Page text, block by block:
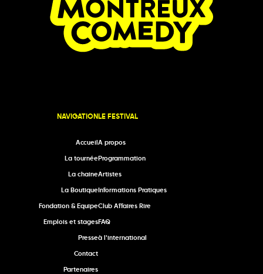
NAVIGATION
Accueil
La tournée
La chaine
La Boutique
Fondation & Equipe
Emplois et stages
Presse
Contact
Partenaires
LE FESTIVAL
A propos
Programmation
Artistes
Informations Pratiques
Club Affaires Rire
FAQ
à l'international